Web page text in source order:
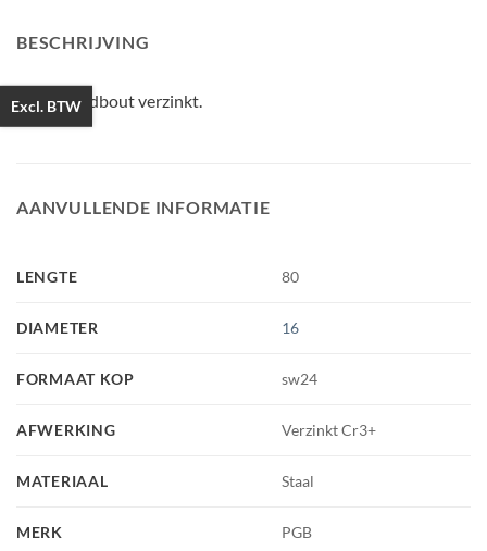
BESCHRIJVING
Houtdraadbout verzinkt.
AANVULLENDE INFORMATIE
LENGTE 80
DIAMETER 16
FORMAAT KOP sw24
AFWERKING Verzinkt Cr3+
MATERIAAL Staal
MERK PGB
Excl. BTW